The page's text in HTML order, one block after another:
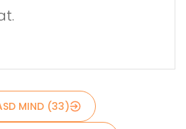
MIND (33)